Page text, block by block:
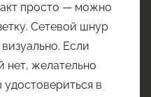
просто — можно
Сетевой шнур
Если
нет, желательно
удостовериться в